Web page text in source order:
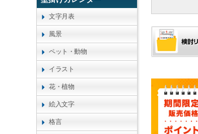
文字月表
風景
ペット・動物
イラスト
花・植物
絵入文字
格言